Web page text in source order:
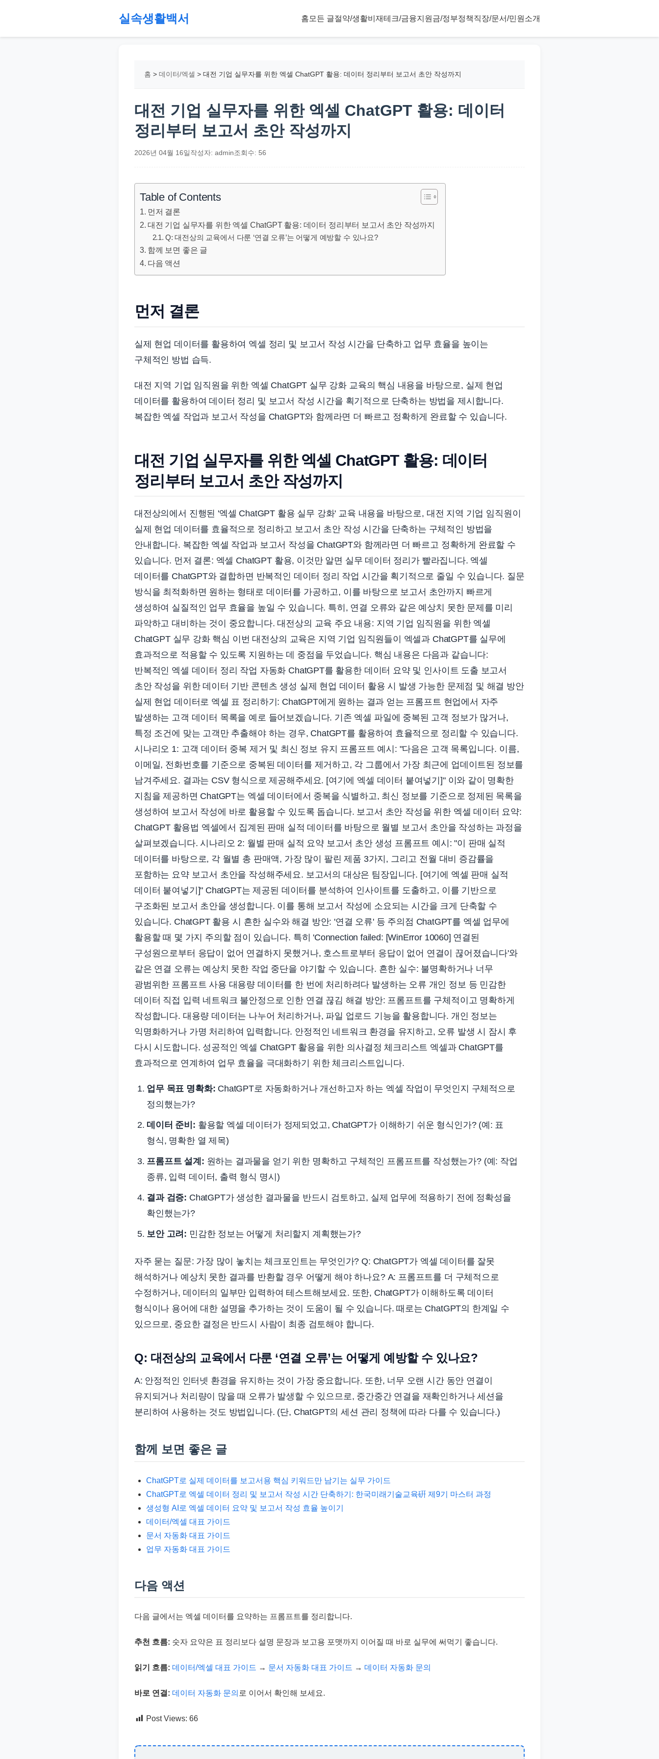
실속생활백서
절
홈 모든 글절약/생활비 재테크/금융지원금/정부정책직장/문서/민원 소개
홈 > 데이터/엑셀 > 대전 기업 실무자를 위한 엑셀 ChatGPT 활용: 데이터 정리부터 보고서 초안 작성까지
대전 기업 실무자를 위한 엑셀 ChatGPT 활용: 데이터
정리부터 보고서 초안 작성까지
2026년 04월 16일작성자: admin조회수: 56
Table of Contents
먼저 결론
대전 기업 실무자를 위한 엑셀 ChatGPT 활용: 데이터 정리부터 보고서 초안 작성까지
Q: 대전상의 교육에서 다룬 ‘연결 오류’는 어떻게 예방할 수 있나요?
함께 보면 좋은 글
다음 액션
먼저 결론
실제 현업 데이터를 활용하여 엑셀 정리 및 보고서 작성 시간을 단축하고 업무 효율을 높이는
구체적인 방법 습득.
대전 지역 기업 임직원을 위한 엑셀 ChatGPT 실무 강화 교육의 핵심 내용을 바탕으로, 실제 현업
데이터를 활용하여 데이터 정리 및 보고서 작성 시간을 획기적으로 단축하는 방법을 제시합니다.
복잡한 엑셀 작업과 보고서 작성을 ChatGPT와 함께라면 더 빠르고 정확하게 완료할 수 있습니다.
대전 기업 실무자를 위한 엑셀 ChatGPT 활용: 데이터
정리부터 보고서 초안 작성까지
대전상의에서 진행된 '엑셀 ChatGPT 활용 실무 강화' 교육 내용을 바탕으로, 대전 지역 기업 임직원이
실제 현업 데이터를 효율적으로 정리하고 보고서 초안 작성 시간을 단축하는 구체적인 방법을
안내합니다. 복잡한 엑셀 작업과 보고서 작성을 ChatGPT와 함께라면 더 빠르고 정확하게 완료할 수
있습니다. 먼저 결론: 엑셀 ChatGPT 활용, 이것만 알면 실무 데이터 정리가 빨라집니다. 엑셀
데이터를 ChatGPT와 결합하면 반복적인 데이터 정리 작업 시간을 획기적으로 줄일 수 있습니다. 질문
방식을 최적화하면 원하는 형태로 데이터를 가공하고, 이를 바탕으로 보고서 초안까지 빠르게
생성하여 실질적인 업무 효율을 높일 수 있습니다. 특히, 연결 오류와 같은 예상치 못한 문제를 미리
파악하고 대비하는 것이 중요합니다. 대전상의 교육 주요 내용: 지역 기업 임직원을 위한 엑셀
ChatGPT 실무 강화 핵심 이번 대전상의 교육은 지역 기업 임직원들이 엑셀과 ChatGPT를 실무에
효과적으로 적용할 수 있도록 지원하는 데 중점을 두었습니다. 핵심 내용은 다음과 같습니다:
반복적인 엑셀 데이터 정리 작업 자동화 ChatGPT를 활용한 데이터 요약 및 인사이트 도출 보고서
초안 작성을 위한 데이터 기반 콘텐츠 생성 실제 현업 데이터 활용 시 발생 가능한 문제점 및 해결 방안
실제 현업 데이터로 엑셀 표 정리하기: ChatGPT에게 원하는 결과 얻는 프롬프트 현업에서 자주
발생하는 고객 데이터 목록을 예로 들어보겠습니다. 기존 엑셀 파일에 중복된 고객 정보가 많거나,
특정 조건에 맞는 고객만 추출해야 하는 경우, ChatGPT를 활용하여 효율적으로 정리할 수 있습니다.
시나리오 1: 고객 데이터 중복 제거 및 최신 정보 유지 프롬프트 예시: "다음은 고객 목록입니다. 이름,
이메일, 전화번호를 기준으로 중복된 데이터를 제거하고, 각 그룹에서 가장 최근에 업데이트된 정보를
남겨주세요. 결과는 CSV 형식으로 제공해주세요. [여기에 엑셀 데이터 붙여넣기]" 이와 같이 명확한
지침을 제공하면 ChatGPT는 엑셀 데이터에서 중복을 식별하고, 최신 정보를 기준으로 정제된 목록을
생성하여 보고서 작성에 바로 활용할 수 있도록 돕습니다. 보고서 초안 작성을 위한 엑셀 데이터 요약:
ChatGPT 활용법 엑셀에서 집계된 판매 실적 데이터를 바탕으로 월별 보고서 초안을 작성하는 과정을
살펴보겠습니다. 시나리오 2: 월별 판매 실적 요약 보고서 초안 생성 프롬프트 예시: "이 판매 실적
데이터를 바탕으로, 각 월별 총 판매액, 가장 많이 팔린 제품 3가지, 그리고 전월 대비 증감률을
포함하는 요약 보고서 초안을 작성해주세요. 보고서의 대상은 팀장입니다. [여기에 엑셀 판매 실적
데이터 붙여넣기]" ChatGPT는 제공된 데이터를 분석하여 인사이트를 도출하고, 이를 기반으로
구조화된 보고서 초안을 생성합니다. 이를 통해 보고서 작성에 소요되는 시간을 크게 단축할 수
있습니다. ChatGPT 활용 시 흔한 실수와 해결 방안: '연결 오류' 등 주의점 ChatGPT를 엑셀 업무에
활용할 때 몇 가지 주의할 점이 있습니다. 특히 'Connection failed: [WinError 10060] 연결된
구성원으로부터 응답이 없어 연결하지 못했거나, 호스트로부터 응답이 없어 연결이 끊어졌습니다'와
같은 연결 오류는 예상치 못한 작업 중단을 야기할 수 있습니다. 흔한 실수: 불명확하거나 너무
광범위한 프롬프트 사용 대용량 데이터를 한 번에 처리하려다 발생하는 오류 개인 정보 등 민감한
데이터 직접 입력 네트워크 불안정으로 인한 연결 끊김 해결 방안: 프롬프트를 구체적이고 명확하게
작성합니다. 대용량 데이터는 나누어 처리하거나, 파일 업로드 기능을 활용합니다. 개인 정보는
익명화하거나 가명 처리하여 입력합니다. 안정적인 네트워크 환경을 유지하고, 오류 발생 시 잠시 후
다시 시도합니다. 성공적인 엑셀 ChatGPT 활용을 위한 의사결정 체크리스트 엑셀과 ChatGPT를
효과적으로 연계하여 업무 효율을 극대화하기 위한 체크리스트입니다.
업무 목표 명확화: ChatGPT로 자동화하거나 개선하고자 하는 엑셀 작업이 무엇인지 구체적으로
정의했는가?
데이터 준비: 활용할 엑셀 데이터가 정제되었고, ChatGPT가 이해하기 쉬운 형식인가? (예: 표
형식, 명확한 열 제목)
프롬프트 설계: 원하는 결과물을 얻기 위한 명확하고 구체적인 프롬프트를 작성했는가? (예: 작업
종류, 입력 데이터, 출력 형식 명시)
결과 검증: ChatGPT가 생성한 결과물을 반드시 검토하고, 실제 업무에 적용하기 전에 정확성을
확인했는가?
보안 고려: 민감한 정보는 어떻게 처리할지 계획했는가?
자주 묻는 질문: 가장 많이 놓치는 체크포인트는 무엇인가? Q: ChatGPT가 엑셀 데이터를 잘못
해석하거나 예상치 못한 결과를 반환할 경우 어떻게 해야 하나요? A: 프롬프트를 더 구체적으로
수정하거나, 데이터의 일부만 입력하여 테스트해보세요. 또한, ChatGPT가 이해하도록 데이터
형식이나 용어에 대한 설명을 추가하는 것이 도움이 될 수 있습니다. 때로는 ChatGPT의 한계일 수
있으므로, 중요한 결정은 반드시 사람이 최종 검토해야 합니다.
Q: 대전상의 교육에서 다룬 ‘연결 오류’는 어떻게 예방할 수 있나요?
A: 안정적인 인터넷 환경을 유지하는 것이 가장 중요합니다. 또한, 너무 오랜 시간 동안 연결이
유지되거나 처리량이 많을 때 오류가 발생할 수 있으므로, 중간중간 연결을 재확인하거나 세션을
분리하여 사용하는 것도 방법입니다. (단, ChatGPT의 세션 관리 정책에 따라 다를 수 있습니다.)
함께 보면 좋은 글
ChatGPT로 실제 데이터를 보고서용 핵심 키워드만 남기는 실무 가이드
ChatGPT로 엑셀 데이터 정리 및 보고서 작성 시간 단축하기: 한국미래기술교육硏 제9기 마스터 과정
생성형 AI로 엑셀 데이터 요약 및 보고서 작성 효율 높이기
데이터/엑셀 대표 가이드
문서 자동화 대표 가이드
업무 자동화 대표 가이드
다음 액션
다음 글에서는 엑셀 데이터를 요약하는 프롬프트를 정리합니다.
추천 흐름: 숫자 요약은 표 정리보다 설명 문장과 보고용 포맷까지 이어질 때 바로 실무에 써먹기 좋습니다.
읽기 흐름: 데이터/엑셀 대표 가이드 → 문서 자동화 대표 가이드 → 데이터 자동화 문의
바로 연결: 데이터 자동화 문의 로 이어서 확인해 보세요.
Post Views: 66